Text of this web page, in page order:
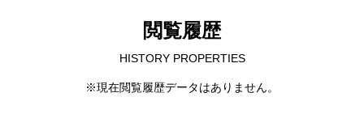
閲覧履歴
HISTORY PROPERTIES
※現在閲覧履歴データはありません。